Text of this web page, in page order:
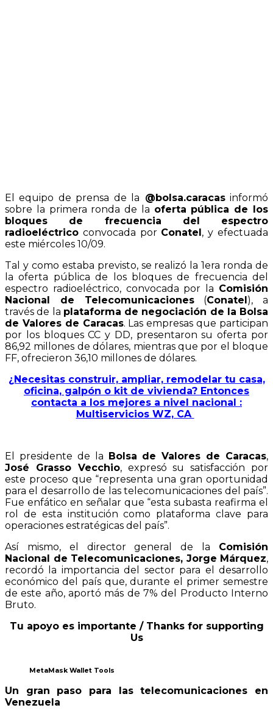
El equipo de prensa de la @bolsa.caracasinformó
sobre la primera ronda de la oferta pública de los
bloques de frecuencia del espectro
radioeléctrico convocada por Conatel , y efectuada
este miércoles 10/09.
Tal y como estaba previsto, se realizó la 1era ronda de
la oferta pública de los bloques de frecuencia del
espectro radioeléctrico, convocada por la Comisión
Nacional de Telecomunicaciones(Conatel ), a
través de la plataforma de negociación de la Bolsa
de Valores de Caracas. Las empresas que participan
por los bloques CC y DD, presentaron su oferta por
86,92 millones de dólares, mientras que por el bloque
FF, ofrecieron 36,10 millones de dólares.
¿Necesitas construir, ampliar, remodelar tu casa,
oficina, galpón o kit de vivienda? Entonces
contacta a los mejores a nivel nacional :
Multiservicios WZ, CA
El presidente de la Bolsa de Valores de Caracas,
José Grasso Vecchio, expresó su satisfacción por
este proceso que “representa una gran oportunidad
para el desarrollo de las telecomunicaciones del país”.
Fue enfático en señalar que “esta subasta reafirma el
rol de esta institución como plataforma clave para
operaciones estratégicas del país”.
Así mismo, el director general de la Comisión
Nacional de Telecomunicaciones, Jorge Márquez,
recordó la importancia del sector para el desarrollo
económico del país que, durante el primer semestre
de este año, aportó más de 7% del Producto Interno
Bruto.
Tu apoyo es importante / Thanks for supporting
Us
MetaMask Wallet Tools
Un gran paso para las telecomunicaciones en
Venezuela